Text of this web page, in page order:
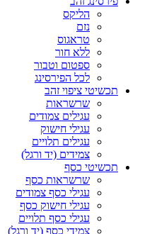
הליקס
נזם
טראגוס
ללא חור
ספטום וטבור
לכל הפירסינג
תכשיטי ציפוי זהב
שרשראות
עגילים צמודים
עגילי חישוק
עגילים תלויים
צמידים (יד ורגל)
תכשיטי כסף
שרשראות כסף
עגילי כסף צמודים
עגילי חישוק כסף
עגילי כסף תלויים
צמידי כסף (יד ורגל)